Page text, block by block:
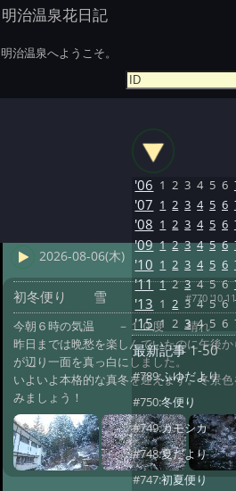
明治温泉花日記
明治温泉へようこそ。
2026-08-06(木)
初冬便り 雪 #770 '10
今朝６時の気温 －１０度 晴れ
昨日までは晩愁を楽しんでいたのに午後
が辺り一面を真っ白にしました。
いよいよ本格的な真冬を迎えます。冬景
みましょう！
'06 1 2 3 4 5 6
'07 1 2 3 4 5 6
'08 1 2 3 4 5 6
'09 1 2 3 4 5 6
'10 1 2 3 4 5 6
'11 1 2 3 4 5 6
'13 1 2 3 4 5 6
'15 1 2 3 4 5 6
最新記事1-50
#789:ふゆだより
#750:冬便り
#749:カモシカ
#748:夏だより
#747:初夏便り